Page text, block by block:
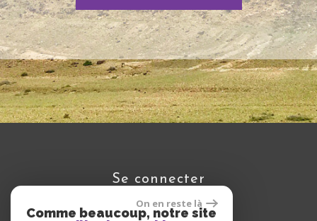
On en reste là
Comme beaucoup, notre site
se connecter